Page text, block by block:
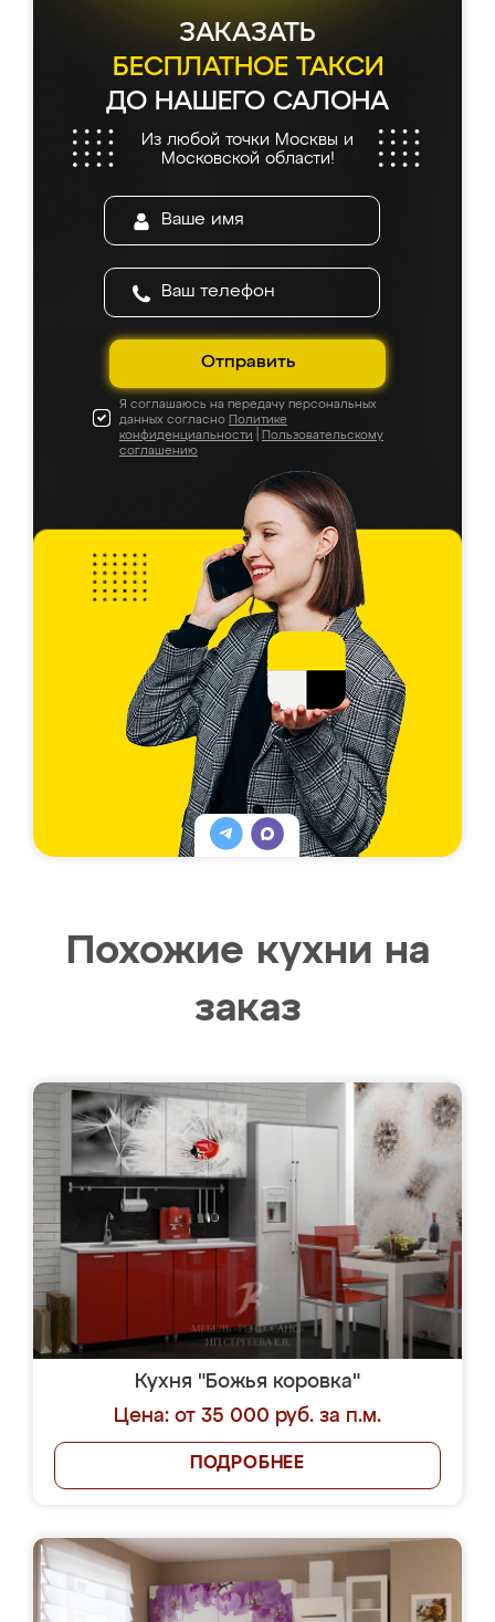
ЗАКАЗАТЬ
БЕСПЛАТНОЕ ТАКСИ
ДО НАШЕГО САЛОНА
Из любой точки Москвы и
Московской области!
Отправить
Я соглашаюсь на передачу персональных
данных согласно Политике
конфиденциальности
Пользовательскому
соглашению
Похожие кухни на
заказ
Кухня "Божья коровка"
Цена: от 35 000 руб. за п.м.
ПОДРОБНЕЕ